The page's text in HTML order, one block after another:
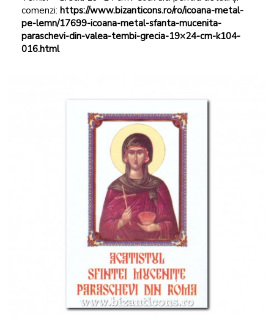
comenzi: https://www.bizanticons.ro/ro/icoana-metal-
pe-lemn/17699-icoana-metal-sfanta-mucenita-
paraschevi-din-valea-tembi-grecia-19×24-cm-k104-
016.html